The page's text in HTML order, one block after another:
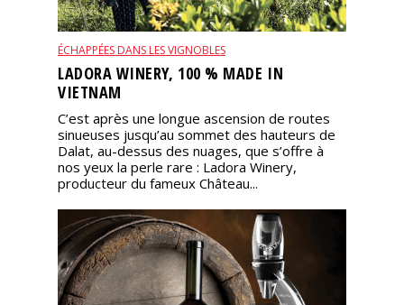
ÉCHAPPÉES DANS LES VIGNOBLES
LADORA WINERY, 100 % MADE IN
VIETNAM
C’est après une longue ascension de routes
sinueuses jusqu’au sommet des hauteurs de
Dalat, au-dessus des nuages, que s’offre à
nos yeux la perle rare : Ladora Winery,
producteur du fameux Château...